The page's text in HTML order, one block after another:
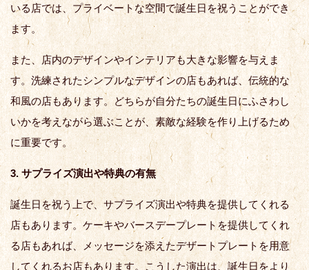
いる店では、プライベートな空間で誕生日を祝うことができ
ます。
また、店内のデザインやインテリアも大きな影響を与えま
す。洗練されたシンプルなデザインの店もあれば、伝統的な
和風の店もあります。どちらが自分たちの誕生日にふさわし
いかを考えながら選ぶことが、素敵な経験を作り上げるため
に重要です。
3. サプライズ演出や特典の有無
誕生日を祝う上で、サプライズ演出や特典を提供してくれる
店もあります。ケーキやバースデープレートを提供してくれ
る店もあれば、メッセージを添えたデザートプレートを用意
してくれるお店もあります。こうした演出は、誕生日をより